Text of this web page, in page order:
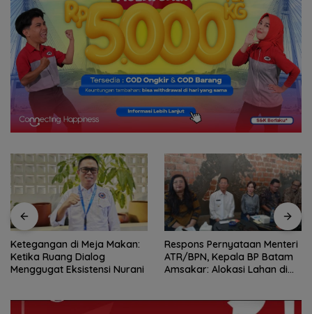
Ketegangan di Meja Makan:
Ketika Ruang Dialog
Menggugat Eksistensi Nurani
Respons Pernyataan Menteri
ATR/BPN, Kepala BP Batam
Amsakar: Alokasi Lahan di